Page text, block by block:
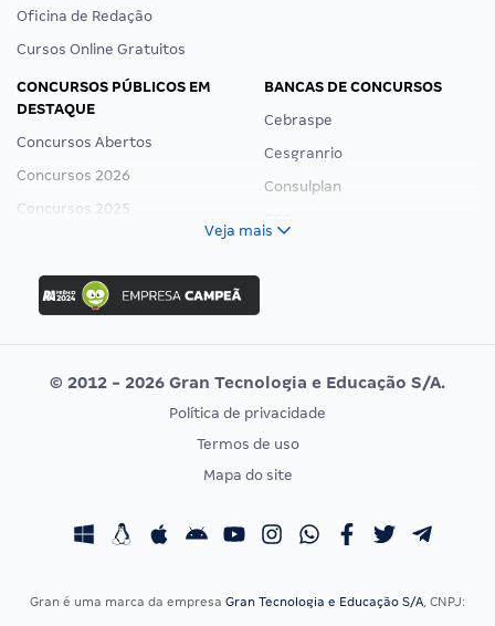
Oficina de Redação
Cursos Online Gratuitos
CONCURSOS PÚBLICOS EM
DESTAQUE
Concursos Abertos
Concursos 2026
Concursos 2025
Concurso Ibama
Concurso MPU
Editais publicados
BANCAS DE CONCURSOS
Cebraspe
Cesgranrio
Consulplan
Vunesp
CONCURSOS POR PROFISSÃO
Concursos Fiscais
EXAME DE ORDEM
Calendário OAB
Veja mais
© 2012 - 2026 Gran Tecnologia e Educação S/A.
Política de privacidade
Termos de uso
Mapa do site
Gran é uma marca da empresa Gran Tecnologia e Educação S/A, CNPJ: